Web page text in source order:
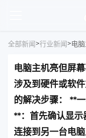
全部新闻>行业新闻>
电脑主机亮但屏
涉及到硬件或软
的解决步骤： **
**：首先确认显
连接到另一台电